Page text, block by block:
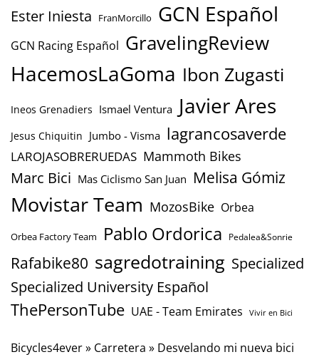
Ester Iniesta FranMorcillo GCN Español
GCN Racing Español GravelingReview
HacemosLaGoma Ibon Zugasti
Ineos Grenadiers Ismael Ventura Javier Ares
Jesus Chiquitin Jumbo - Visma lagrancosaverde
LAROJASOBRERUEDAS Mammoth Bikes
Marc Bici Mas Ciclismo San Juan Melisa Gómiz
Movistar Team MozosBike Orbea
Orbea Factory Team Pablo Ordorica Pedalea&Sonrie
Rafabike80 sagredotraining Specialized
Specialized University Español
ThePersonTube UAE - Team Emirates Vivir en Bici
Bicycles4ever» Carretera » Desvelando mi nueva bici